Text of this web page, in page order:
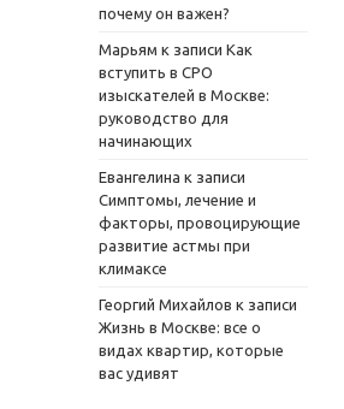
почему он важен?
Марьям к записи Как
вступить в СРО
изыскателей в Москве:
руководство для
начинающих
Евангелина к записи
Симптомы, лечение и
факторы, провоцирующие
развитие астмы при
климаксе
Георгий Михайлов к записи
Жизнь в Москве: все о
видах квартир, которые
вас удивят